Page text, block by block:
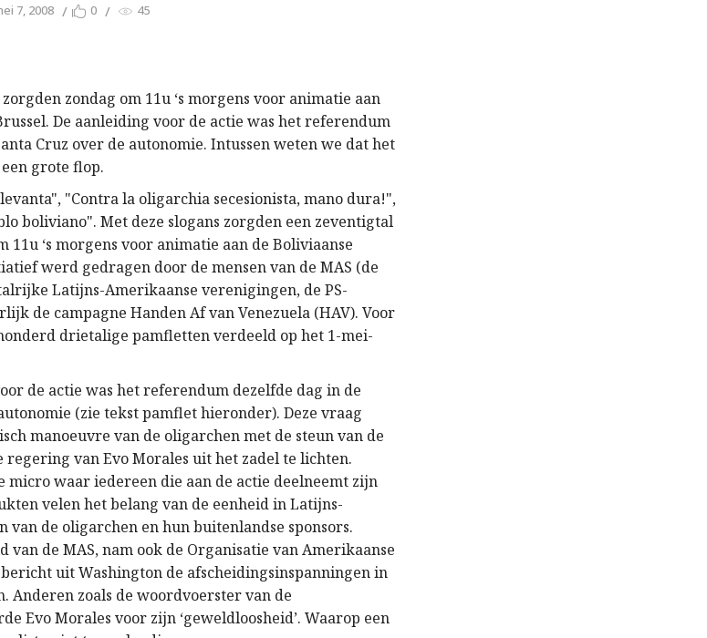
7, 2008 0 45
zondag om 11u ‘s morgens voor animatie aan
De aanleiding voor de actie was het referendum
Cruz over de autonomie. Intussen weten we dat het
grote flop.
"Contra la oligarchia secesionista, mano dura!",
boliviano". Met deze slogans zorgden een zeventigtal
11u ‘s morgens voor animatie aan de Boliviaanse
werd gedragen door de mensen van de MAS (de
Latijns-Amerikaanse verenigingen, de PS-
de campagne Handen Af van Venezuela (HAV). Voor
drietalige pamfletten verdeeld op het 1-mei-
de actie was het referendum dezelfde dag in de
(zie tekst pamflet hieronder). Deze vraag
manoeuvre van de oligarchen met de steun van de
regering van Evo Morales uit het zadel te lichten.
micro waar iedereen die aan de actie deelneemt zijn
velen het belang van de eenheid in Latijns-
van de oligarchen en hun buitenlandse sponsors.
van de MAS, nam ook de Organisatie van Amerikaanse
uit Washington de afscheidingsinspanningen in
Anderen zoals de woordvoerster van de
Evo Morales voor zijn ‘geweldloosheid’. Waarop een